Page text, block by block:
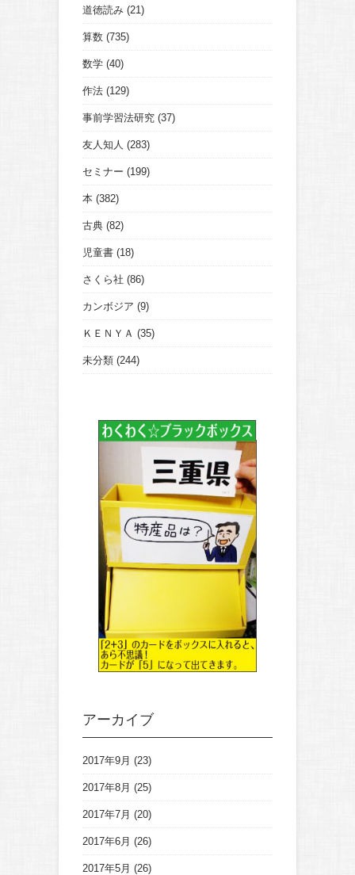
道徳読み (21)
算数 (735)
数学 (40)
作法 (129)
事前学習法研究 (37)
友人知人 (283)
セミナー (199)
本 (382)
古典 (82)
児童書 (18)
さくら社 (86)
カンボジア (9)
ＫＥＮＹＡ (35)
未分類 (244)
アーカイブ
2017年9月 (23)
2017年8月 (25)
2017年7月 (20)
2017年6月 (26)
2017年5月 (26)